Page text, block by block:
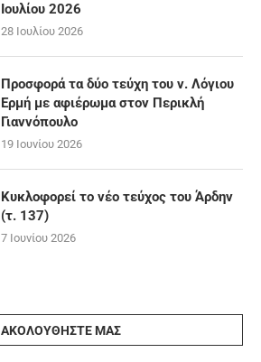
Ιουλίου 2026
28 Ιουλίου 2026
Προσφορά τα δύο τεύχη του ν. Λόγιου
Ερμή με αφιέρωμα στον Περικλή
Γιαννόπουλο
19 Ιουνίου 2026
Κυκλοφορεί το νέο τεύχος του Άρδην
(τ. 137)
7 Ιουνίου 2026
ΑΚΟΛΟΥΘΉΣΤΕ ΜΑΣ